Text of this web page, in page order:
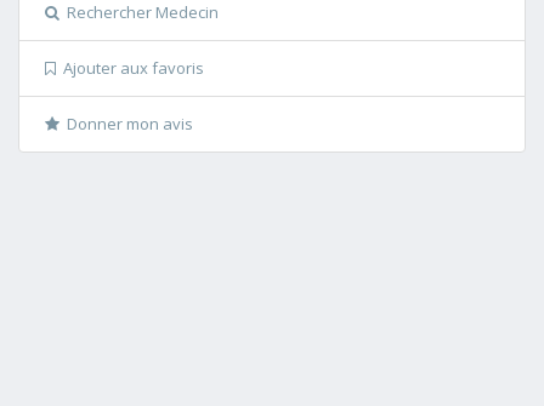
Rechercher Medecin
Ajouter aux favoris
Donner mon avis